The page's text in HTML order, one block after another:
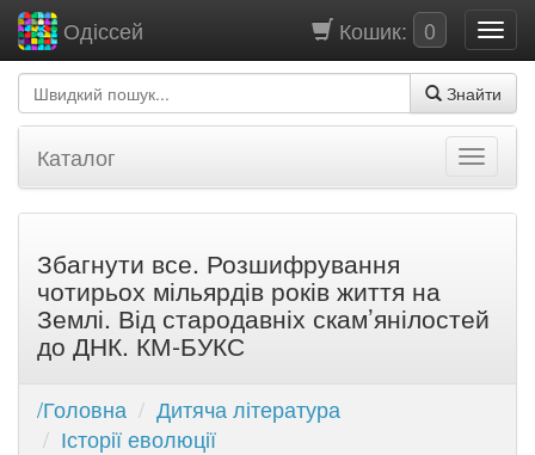
Кошик: 0
Одіссей
Знайти
Каталог
Збагнути все. Розшифрування
чотирьох мільярдів років життя на
Землі. Від стародавніх скам’янілостей
до ДНК. КМ-БУКС
/Головна
Дитяча література
Історії еволюції